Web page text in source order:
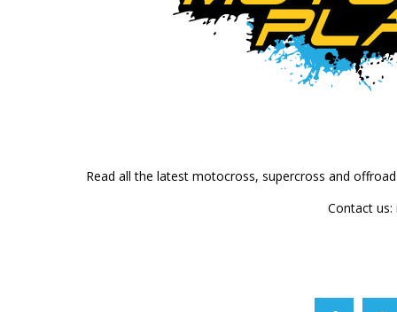
Read all the latest motocross, supercross and
Contact us: